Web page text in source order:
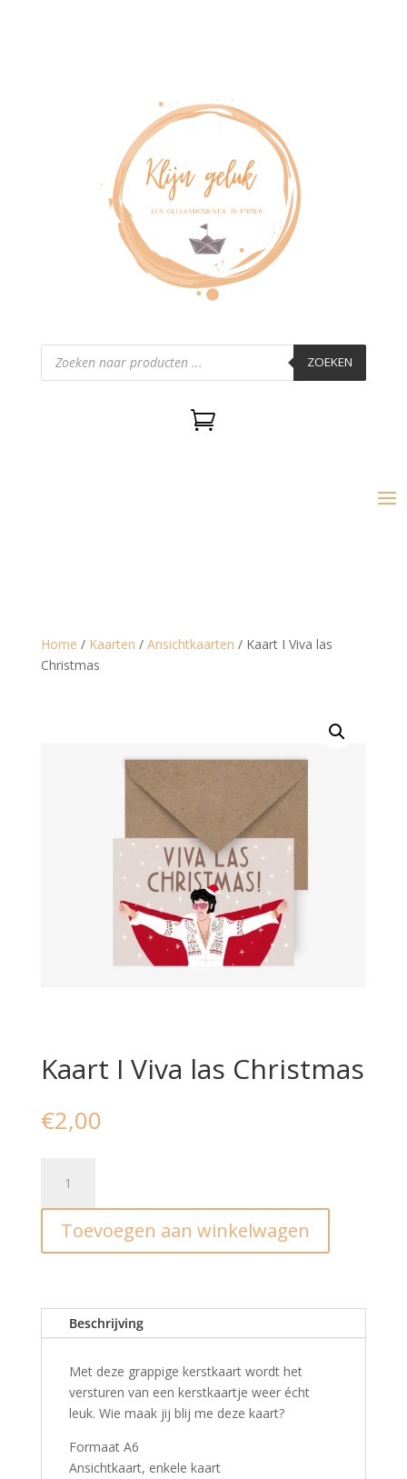
Producten
zoeken ZOEKEN

Home / Kaarten / Ansichtkaarten / Kaart I Viva las
Christmas
Kaart I Viva las Christmas
€2,00
Viva
Christmas
Toevoegen aan winkelwagen
Beschrijving
Met deze grappige kerstkaart wordt het
versturen van een kerstkaartje weer écht
leuk. Wie maak jij blij me deze kaart?
Formaat A6
Ansichtkaart, enkele kaart